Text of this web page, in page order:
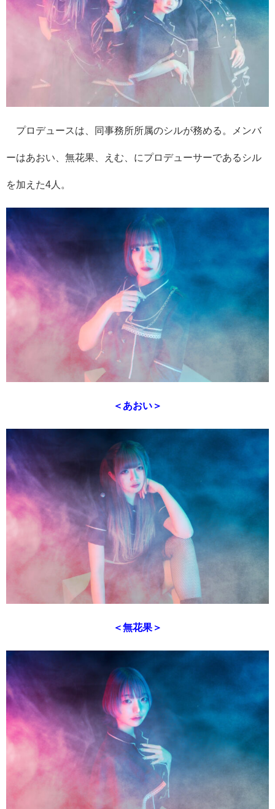
プロデュースは、同事務所所属のシルが務める。メンバ
ーはあおい、無花果、えむ、にプロデューサーであるシル
を加えた4人
＜あおい＞
＜無花果＞